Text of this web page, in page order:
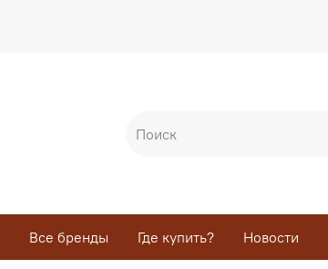
Все бренды Где купить? Новости